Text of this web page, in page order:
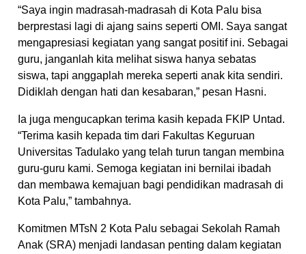
“Saya ingin madrasah-madrasah di Kota Palu bisa
berprestasi lagi di ajang sains seperti OMI. Saya sangat
mengapresiasi kegiatan yang sangat positif ini. Sebagai
guru, janganlah kita melihat siswa hanya sebatas
siswa, tapi anggaplah mereka seperti anak kita sendiri.
Didiklah dengan hati dan kesabaran,” pesan Hasni.
Ia juga mengucapkan terima kasih kepada FKIP Untad.
“Terima kasih kepada tim dari Fakultas Keguruan
Universitas Tadulako yang telah turun tangan membina
guru-guru kami. Semoga kegiatan ini bernilai ibadah
dan membawa kemajuan bagi pendidikan madrasah di
Kota Palu,” tambahnya.
Komitmen MTsN 2 Kota Palu sebagai Sekolah Ramah
Anak (SRA) menjadi landasan penting dalam kegiatan